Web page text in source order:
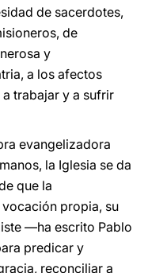
de sacerdotes,
de
y
a los afectos
trabajar y a sufrir
evangelizadora
la Iglesia se da
que la
propia, su
—ha escrito Pablo
predicar y
reconciliar a